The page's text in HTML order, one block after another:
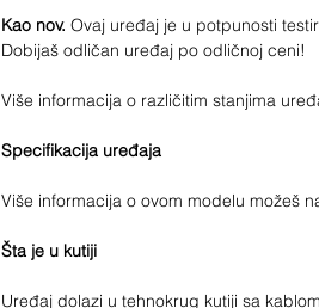
Kao nov. Ovaj uređaj je u potpunosti
Dobijaš odličan uređaj po odličnoj ceni!
Više informacija o različitim stanjima
Specifikacija uređaja
Više informacija o ovom modelu možeš
Šta je u kutiji
Uređaj dolazi u tehnokrug kutiji sa